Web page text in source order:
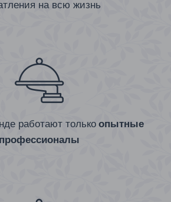
на всю жизнь
работают толькоопытные
профессионалы